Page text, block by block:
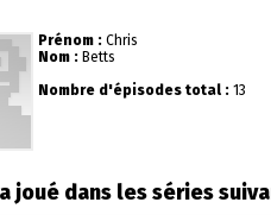
Prénom : Chris
Nom : Betts
Nombre d'épisodes total : 13
joué dans les séries